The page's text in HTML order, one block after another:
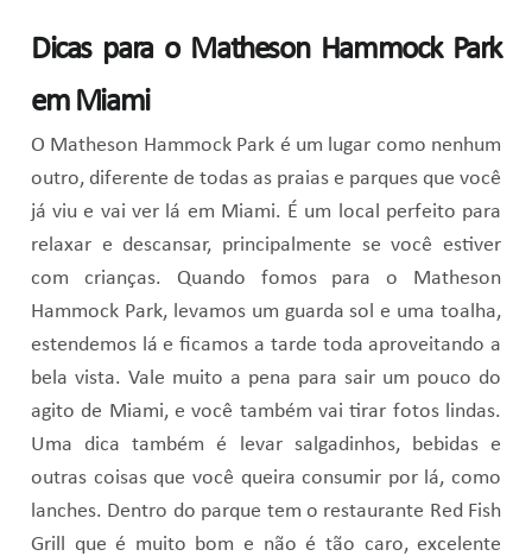
Dicas para o Matheson Hammock Park
em Miami
O Matheson Hammock Park é um lugar como nenhum
outro, diferente de todas as praias e parques que você
já viu e vai ver lá em Miami. É um local perfeito para
relaxar e descansar, principalmente se você estiver
com crianças. Quando fomos para o Matheson
Hammock Park, levamos um guarda sol e uma toalha,
estendemos lá e ficamos a tarde toda aproveitando a
bela vista. Vale muito a pena para sair um pouco do
agito de Miami, e você também vai tirar fotos lindas.
Uma dica também é levar salgadinhos, bebidas e
outras coisas que você queira consumir por lá, como
lanches. Dentro do parque tem o restaurante Red Fish
Grill que é muito bom e não é tão caro, excelente